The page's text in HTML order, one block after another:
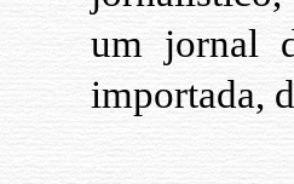
um jornal
importada,